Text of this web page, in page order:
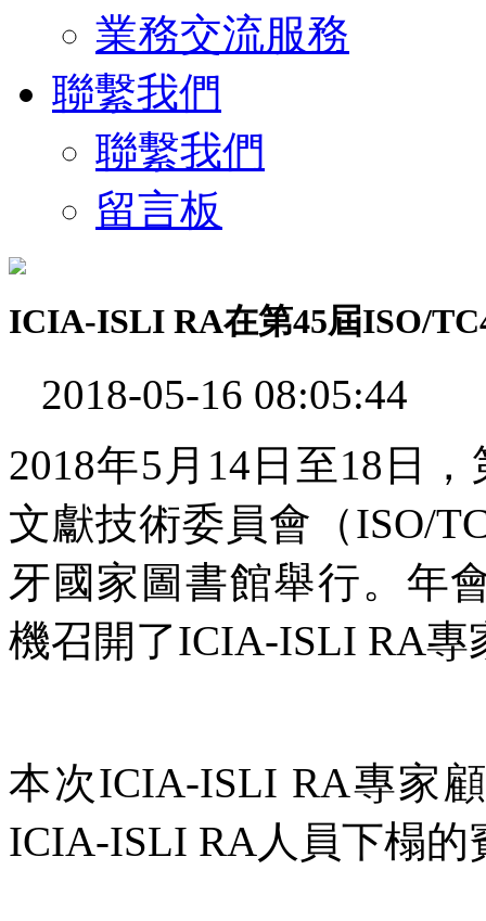
業務交流服務
聯繫我們
聯繫我們
留言板
ICIA-ISLI RA在第45屆ISO/
2018-05-16 08:05:44
2018年5月14日至18日
文獻技術委員會（ISO/
牙國家圖書館舉行。年
機召開了ICIA-ISLI RA專
本次ICIA-ISLI RA專家
ICIA-ISLI RA人員下榻的